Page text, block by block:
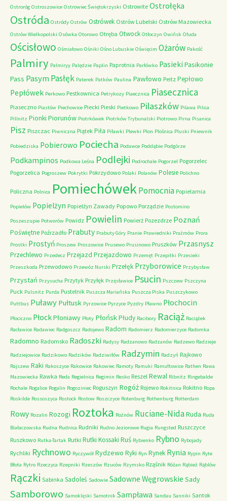
Ostroróg Ostroszowice Ostrowiec Świętokrzyski Ostrowite Ostrołęka
Ostróda Ostródy Ostrów Ostrówek Ostrów Lubelski Ostrów Mazowiecka
Ostrów Wielkopolski Osówka Otorowo Otręba Otwock Otłoczyn Owińsk Ołuda
Ościsłowo Ośmiałowo Ośniki Ośno Lubuskie Oświęcim Ożarów Pakość
Palmiry Palmiryy Palędzie Paplin Paprotnia Parłówko Pasieki Pasikonie
Pass PasymPasłęk Paterek Patków Paulina Pawłowo Peitz Pepłowo
Pepłówek Perkowo Pestkownica Petrykozy Piaecznica Piasecznica
Piaseczno Piastów Piechowice Piecki Pieski Pietkowo Pilaszków Pilawa Pilica
Pillnitz Pionki Piorunów Piotrkówek Piotrków Trybunalski Piotrowo Pirna Pisanica
Pisz Piszczac Piwniczna Piątek Piła Piławki Plewki Plon Plośnica Pluski Pniewnik
Pobiedziska Pobierowo Pociecha Podawce Poddąbie Podgórze
Podkampinos Podkowa Leśna Podlejki Podrochale Pogorzel Pogorzelec
Pogorzelica Pogroszew Pokrytki Pokrzydowo Polaki Polanów Polesie Polichno
Policzna Polnica PomiechówekPomocnia Popielarnia
Popielów Popielżyn Popielżyn Zawady Popowo Porządzie Postomino
Poszeszupie Potworów Powidz Powielin Powierż Pozezdrze Poznań
Poświętne Poźrzadło Prabuty Prabuty Góry Pranie Prawiedniki Prażmów Prora
Prostki Prostyń Proszew Proszowice Prusewo Prusinowo Pruszków Przasnysz
Przechlewo Przedecz Przejazd Przejazdowo Przemęt Przepitki Przesieki
Przeszkoda Przewodowo Przewóz Nurski Przełęk Przyborowice Przybysław
Przystań Przysucha Przytyk Przyłęk Przęsławice Psucin Pszczew Pszczyna
Puck Pulsnitz Purda Pustelnik Puszcza Mariańska Puszcza Piska Puszczykowo
Puttbus Puławy Pułtusk Pyrzowice Pyrzyce Pyzdry Pławno Płochocin
Płociczno PłockPłoniawy Płoty PłońskPłudy Racibory Raciąż Raciążek
Racławice Radawiec Radgoszcz Radojewo Radom Radomierz Radomierzyce Radomka
Radomno Radomsko Radoszki Radysy Radzanowo Radzanów Radzewo Radzieje
Radziejowice Radzikowo Radzików Radziwiłów Radzymin Radzyń Rajkowo
Rajszew Raki Rakoszyce Rakowice Rakowiec Ramoty Ramuki Ramułtowice Rathen Rawa
Mazowiecka Rawka Reda Regielnica Regimin Resko Reszel Rewal Ribnitz Ringebalde
Rochale Rogalice Rogalin Rogoziniec Roguszyn Rogóż Rojewo Rokitnica Rokitno Ropa
Roskilde Rossoszyca Rostock Rostow Roszczyce Rotenburg Rothenburg Rotterdam
Rowy Rozalin Rozogi Roztoka Rożnów Ruciane-NidaRuda Ruda
Białaczowska Rudna Rudnica Rudniki Rudno Jeziorowe Rugia Rungsted Ruszczyce
Ruszkowo Rutka-Tartak Rutki Rutki Kossaki Ruś Rybienko Rybno Rybojady
Rychliki Rychnowo Ryczywół Rydzewo Ryki Ryn Rynek Rynia Rypin Ryte
Błota Rytro Rzeczyca Rzepniki Rzeszów Rzuców Rzymsko Rząśnik Różan Rąbież Rąblów
Rączki Sabinka Sadoleś Sadowie Sadowne Węgrowskie Sady
Samborowo Samoklęski Samotnik Sampława Sandau Sanniki Santok